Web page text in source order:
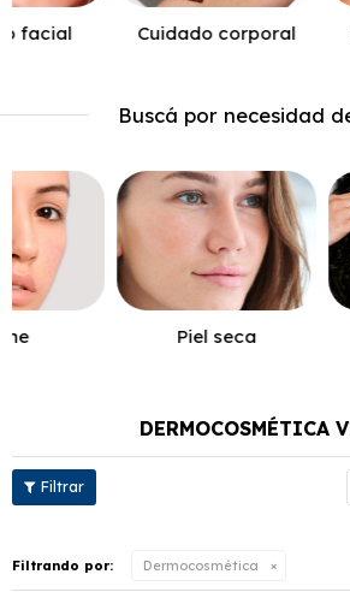
facial Cuidado corporal
Buscá por necesidad
Piel seca
DERMOCOSMÉTICA
Filtrando por: Dermocosmética